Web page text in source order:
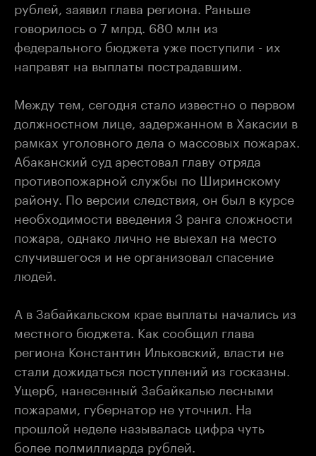
рублей, заявил глава региона. Раньше
говорилось о 7 млрд. 680 млн из
федерального бюджета уже поступили - их
направят на выплаты пострадавшим.
Между тем, сегодня стало известно о первом
должностном лице, задержанном в Хакасии в
рамках уголовного дела о массовых пожарах.
Абаканский суд арестовал главу отряда
противопожарной службы по Ширинскому
району. По версии следствия, он был в курсе
необходимости введения 3 ранга сложности
пожара, однако лично не выехал на место
случившегося и не организовал спасение
людей.
А в Забайкальском крае выплаты начались из
местного бюджета. Как сообщил глава
региона Константин Ильковский, власти не
стали дожидаться поступлений из госказны.
Ущерб, нанесенный Забайкалью лесными
пожарами, губернатор не уточнил. На
прошлой неделе называлась цифра чуть
более полмиллиарда рублей.